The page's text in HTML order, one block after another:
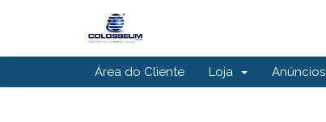
Área do Cliente Loja Anúncios